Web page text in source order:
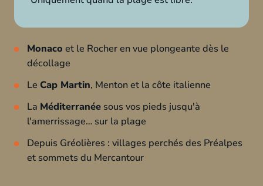
Monaco et le Rocher en vue plongeante dès le
décollage
Le Cap Martin, Menton et la côte italienne
La Méditerranée sous vos pieds jusqu'à
l'amerrissage… sur la plage
Depuis Gréolières : villages perchés des Préalpes
et sommets du Mercantour